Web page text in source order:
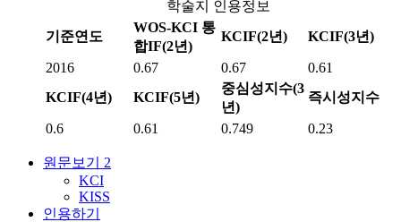
학술지 인용정보
기준연도
WOS-KCI 통
합IF(2년)
KCIF(2년) KCIF(3년)
2016 0.67 0.67
0.61
KCIF(4년)
KCIF(5년)
중심성지수(3
년)
즉시성지수
0.6 0.61 0.749 0.23
원문보기 2
KCI
KISS
인용하기